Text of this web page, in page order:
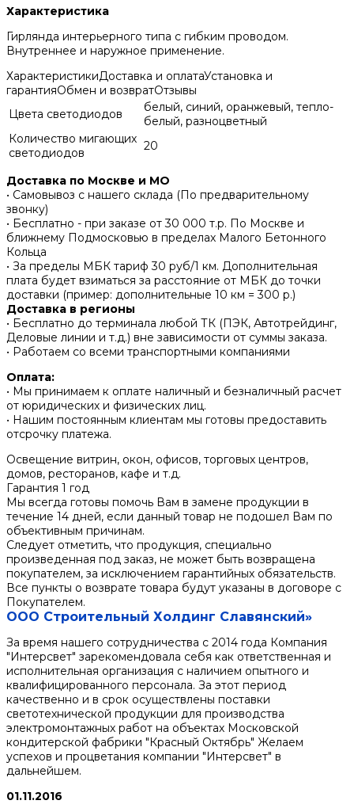
Характеристика
Гирлянда интерьерного типа с гибким проводом.
Внутреннее и наружное применение.
ХарактеристикиДоставка и оплатаУстановка и
гарантияОбмен и возвратОтзывы
Цвета светодиодов
белый, синий, оранжевый, тепло-
белый, разноцветный
Количество мигающих
светодиодов
20
Доставка по Москве и МО
• Самовывоз с нашего склада (По предварительному
звонку)
• Бесплатно - при заказе от 30 000 т.р. По Москве и
ближнему Подмосковью в пределах Малого Бетонного
Кольца
• За пределы МБК тариф 30 руб/1 км. Дополнительная
плата будет взиматься за расстояние от МБК до точки
доставки (пример: дополнительные 10 км = 300 р.)
Доставка в регионы
• Бесплатно до терминала любой ТК (ПЭК, Автотрейдинг,
Деловые линии и т.д.) вне зависимости от суммы заказа.
• Работаем со всеми транспортными компаниями
Оплата:
• Мы принимаем к оплате наличный и безналичный расчет
от юридических и физических лиц.
• Нашим постоянным клиентам мы готовы предоставить
отсрочку платежа.
Освещение витрин, окон, офисов, торговых центров,
домов, ресторанов, кафе и т.д.
Гарантия 1 год
Мы всегда готовы помочь Вам в замене продукции в
течение 14 дней, если данный товар не подошел Вам по
объективным причинам.
Следует отметить, что продукция, специально
произведенная под заказ, не может быть возвращена
покупателем, за исключением гарантийных обязательств.
Все пункты о возврате товара будут указаны в договоре с
Покупателем.
ООО Строительный Холдинг Славянский»
За время нашего сотрудничества с 2014 года Компания
"Интерсвет" зарекомендовала себя как ответственная и
исполнительная организация с наличием опытного и
квалифицированного персонала. За этот период
качественно и в срок осуществлены поставки
светотехнической продукции для производства
электромонтажных работ на объектах Московской
кондитерской фабрики "Красный Октябрь" Желаем
успехов и процветания компании "Интерсвет" в
дальнейшем.
01.11.2016